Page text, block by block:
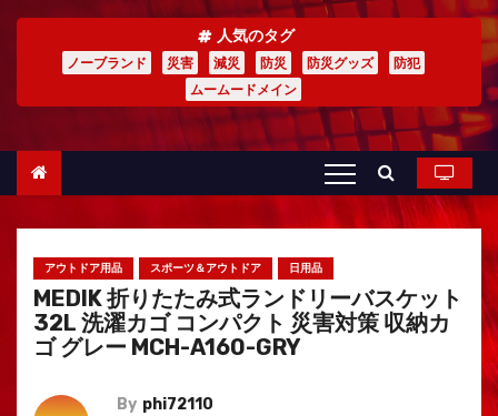
人気のタグ
ノーブランド 災害 減災 防災 防災グッズ
防犯
ムームードメイン
アウトドア用品 スポーツ＆アウトドア 日用品
MEDIK 折りたたみ式ランドリーバスケット
32L 洗濯カゴ コンパクト 災害対策 収納カ
ゴ グレー MCH-A160-GRY
By phi72110